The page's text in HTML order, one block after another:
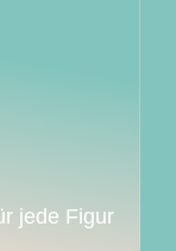
jede Figur